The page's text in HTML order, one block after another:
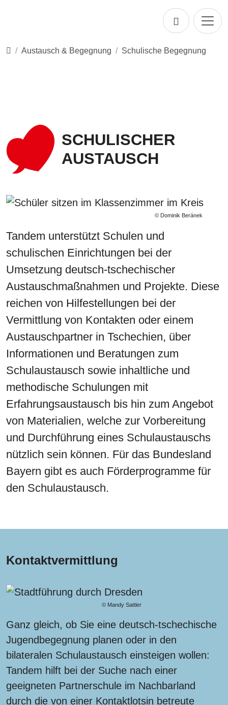
Startseite
Austausch & Begegnung Schulische Begegnung
SCHULISCHER
AUSTAUSCH
© Dominik Beránek
Tandem unterstützt Schulen und
schulischen Einrichtungen bei der
Umsetzung deutsch-tschechischer
Austauschmaßnahmen und Projekte. Diese
reichen von Hilfestellungen bei der
Vermittlung von Kontakten oder einem
Austauschpartner in Tschechien, über
Informationen und Beratungen zum
Schulaustausch sowie inhaltliche und
methodische Schulungen mit
Erfahrungsaustausch bis hin zum Angebot
von Materialien, welche zur Vorbereitung
und Durchführung eines Schulaustauschs
nützlich sein können. Für das Bundesland
Bayern gibt es auch Förderprogramme für
den Schulaustausch.
Kontaktvermittlung
© Mandy Sattler
Ganz gleich, ob Sie eine deutsch-tschechische
Jugendbegegnung planen oder in den
bilateralen Schulaustausch einsteigen wollen:
Tandem hilft bei der Suche nach einer
geeigneten Partnerschule im Nachbarland
durch die von einer Kontaktlotsin betreute